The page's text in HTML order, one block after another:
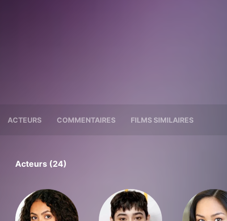
ACTEURS COMMENTAIRES FILMS SIMILAIRES
Acteurs (24)